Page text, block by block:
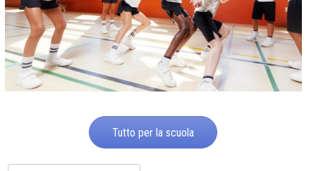
Tutto per la scuola